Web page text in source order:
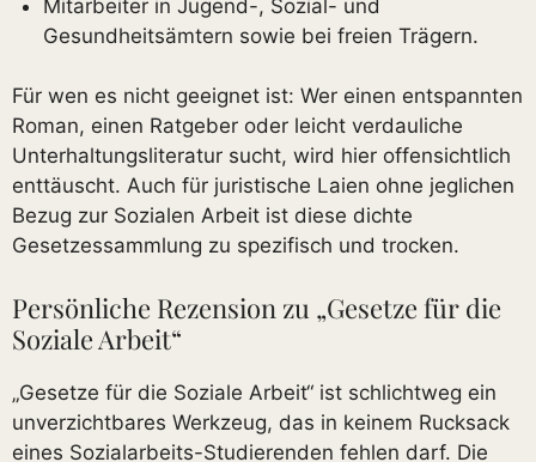
Mitarbeiter in Jugend-, Sozial- und
Gesundheitsämtern sowie bei freien Trägern.
Für wen es nicht geeignet ist: Wer einen entspannten
Roman, einen Ratgeber oder leicht verdauliche
Unterhaltungsliteratur sucht, wird hier offensichtlich
enttäuscht. Auch für juristische Laien ohne jeglichen
Bezug zur Sozialen Arbeit ist diese dichte
Gesetzessammlung zu spezifisch und trocken.
Persönliche Rezension zu „Gesetze für die
Soziale Arbeit“
„Gesetze für die Soziale Arbeit“ ist schlichtweg ein
unverzichtbares Werkzeug, das in keinem Rucksack
eines Sozialarbeits-Studierenden fehlen darf. Die